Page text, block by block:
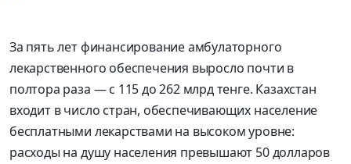
За пять лет финансирование амбулаторного
лекарственного обеспечения выросло почти в
полтора раза — с 115 до 262 млрд тенге. Казахстан
входит в число стран, обеспечивающих население
бесплатными лекарствами на высоком уровне:
расходы на душу населения превышают 50 долларов